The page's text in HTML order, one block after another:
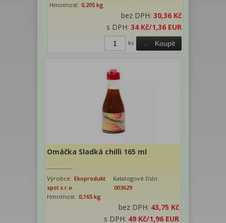
Hmotnost: 0,205 kg
bez DPH:30,36 Kč
s DPH:34 Kč/1,36 EUR
Koupit
ks
Omáčka Sladká chilli 165 ml
Výrobce: Ekoprodukt
spol.s.r.o.
Katalogové číslo:
003629
Hmotnost: 0,165 kg
bez DPH: 43,75 Kč
s DPH: 49 Kč/1,96 EUR